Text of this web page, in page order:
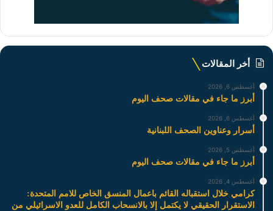
أخر المقالات
أغسطس 6, 2026
أبرز ما جاء في مقالات صحف اليوم
أغسطس 6, 2026
أسرار وعناوين الصحف اللبنانية
أغسطس 5, 2026
أبرز ما جاء في مقالات صحف اليوم
أغسطس 4, 2026
كرامي خلال استقباله القائم باعمال المنسق الخاص للامم المتحدة:
الاستقرار الحقيقي لا يكتمل إلا بالانسحاب الكامل للعدو الاسرائيلي من